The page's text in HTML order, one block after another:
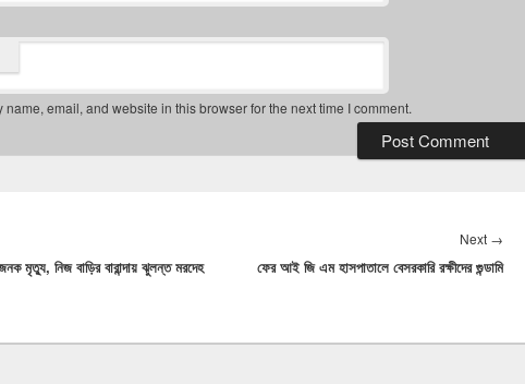
name, email, and website in this browser for the next time I comment.
মৃত্যু, নিজ বাড়ির বারান্দায় ঝুলন্ত মরদেহ
Next →
post:
ফের আই জি এম হাসপাতালে বেসরকারি রক্ষীদের গুন্ডামি